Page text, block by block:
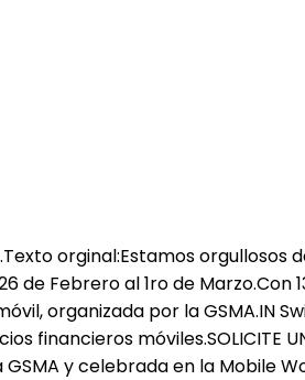
orginal:Estamos
de Febrero al 1ro de
organizada por la GSMA.IN
móviles.SOLICITE
y celebrada en la Mobile